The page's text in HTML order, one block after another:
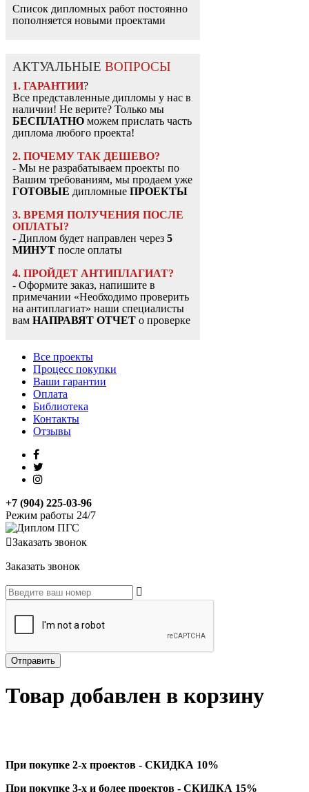
Список дипломных работ постоянно
пополняется новыми проектами
АКТУАЛЬНЫЕ ВОПРОСЫ
1. ГАРАНТИИ?
Все представленные дипломы у нас в
наличии! Не верите? Только мы
БЕСПЛАТНО можем прислать часть
диплома любого проекта!
2. ПОЧЕМУ ТАК ДЕШЕВО?
- Мы не разрабатываем проекты по
Вашим требованиям, мы продаем уже
ГОТОВЫЕ дипломные ПРОЕКТЫ
3. ВРЕМЯ ПОЛУЧЕНИЯ ПОСЛЕ
ОПЛАТЫ?
- Диплом будет направлен через 5
МИНУТ после оплаты
4. ПРОЙДЕТ АНТИПЛАГИАТ?
- Оформите заказ, напишите в
примечании «Необходимо проверить
на антиплагиат» наши специалисты
вам НАПРАВЯТ ОТЧЕТ о проверке
Все проекты
Процесс покупки
Ваши гарантии
Оплата
Библиотека
Контакты
Отзывы
+7 (904) 225-03-96
Режим работы 24/7
Заказать звонок
Заказать звонок
Товар добавлен в корзину
При покупке 2-х проектов - СКИДКА 10%
При покупке 3-х и более проектов - СКИДКА 15%